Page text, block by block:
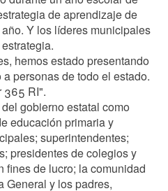
de aprendizaje de
Y los líderes municipales
hemos estado presentando
personas de todo el estado.
365 RI".
gobierno estatal como
educación primaria y
superintendentes;
presidentes de colegios y
fines de lucro; la comunidad
General y los padres,